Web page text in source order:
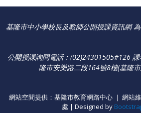
基隆市中小學校長及教師公開授課資訊網
公開授課詢問電話：(02)24301505#126-
隆市安樂路二段164號8樓(基隆
網站空間提供：基隆市教育網路中心 ｜ 網站
處 | Designed by